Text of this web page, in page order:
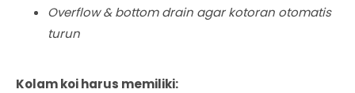
Overflow & bottom drain agar kotoran otomatis
turun
Kolam koi harus memiliki: